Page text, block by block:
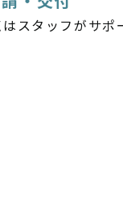
スタッフがサポ